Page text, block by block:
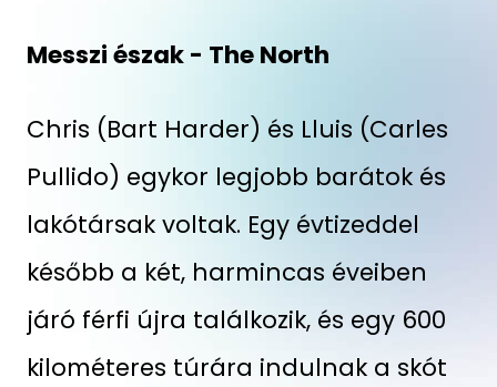
Messzi észak - The North
Chris (Bart Harder) és Lluis (Carles
Pullido) egykor legjobb barátok és
lakótársak voltak. Egy évtizeddel
később a két, harmincas éveiben
járó férfi újra találkozik, és egy 600
kilométeres túrára indulnak a skót